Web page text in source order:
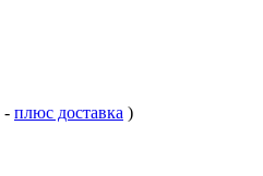
- плюс доставка )